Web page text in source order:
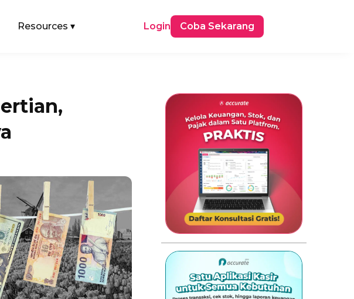
Resources ▾ Login Coba Sekarang